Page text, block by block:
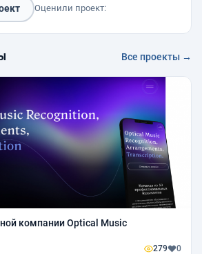
Оценили проект:
Все проекты →
компании Optical Music
279 0